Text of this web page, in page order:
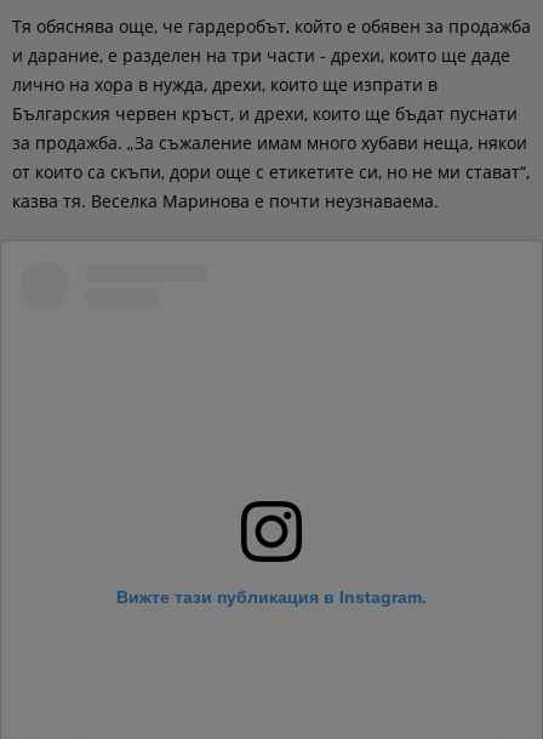
Тя обяснява още, че гардеробът, който е обявен за продажба
и дарание, е разделен на три части - дрехи, които ще даде
лично на хора в нужда, дрехи, които ще изпрати в
Българския червен кръст, и дрехи, които ще бъдат пуснати
за продажба. „За съжаление имам много хубави неща, някои
от които са скъпи, дори още с етикетите си, но не ми стават“,
казва тя. Веселка Маринова е почти неузнаваема.
Вижте тази публикация в Instagram.